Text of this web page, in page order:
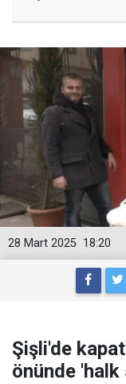
18:20
28 Mart 2025
Şişli'de
önünde